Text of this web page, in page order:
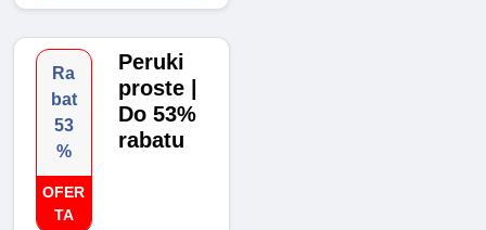
Ra
bat
53
%
OFER
TA
Peruki
proste |
Do 53%
rabatu